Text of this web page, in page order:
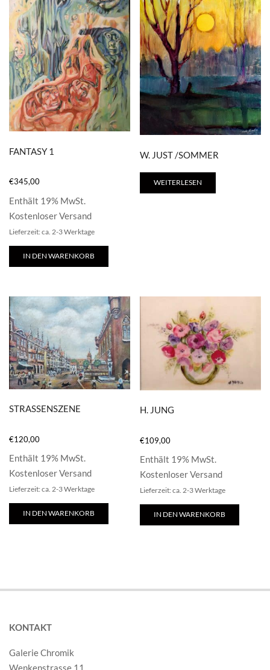
FANTASY 1
€345,00
Enthält 19% MwSt.
Kostenloser Versand
Lieferzeit: ca. 2-3 Werktage
IN DEN WARENKORB
W. JUST /SOMMER
WEITERLESEN
STRASSENSZENE
€120,00
Enthält 19% MwSt.
Kostenloser Versand
Lieferzeit: ca. 2-3 Werktage
IN DEN WARENKORB
H. JUNG
€109,00
Enthält 19% MwSt.
Kostenloser Versand
Lieferzeit: ca. 2-3 Werktage
IN DEN WARENKORB
KONTAKT
Galerie Chromik
Wenkenstrasse 11